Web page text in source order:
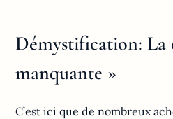
Démystification: La
manquante »
C’est ici que de nombreux